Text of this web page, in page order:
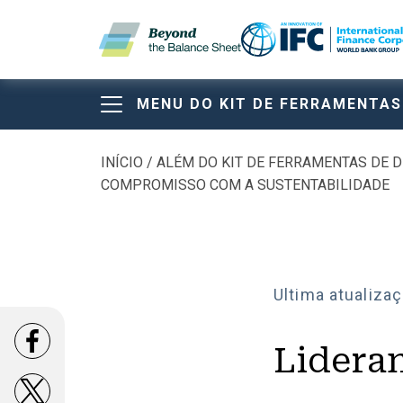
MENU DO KIT DE FERRAMENTAS
Kit de
Beyond the
Kit de
SOBRE O KIT DE FERRAMENTAS
Trilha de
INÍCIO ALÉM DO KIT DE FERRAMENTAS DE
COMPROMISSO COM A SUSTENTABILIDADE
Ultima
Opens in a new window